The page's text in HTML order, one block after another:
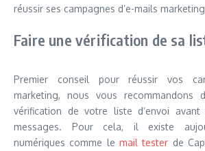
réussir ses campagnes d’e-mails
Faire une vérification de sa
Premier conseil pour réussir vos
marketing, nous vous recommandons
vérification de votre liste d’envoi
messages. Pour cela, il existe
numériques comme le mail tester de